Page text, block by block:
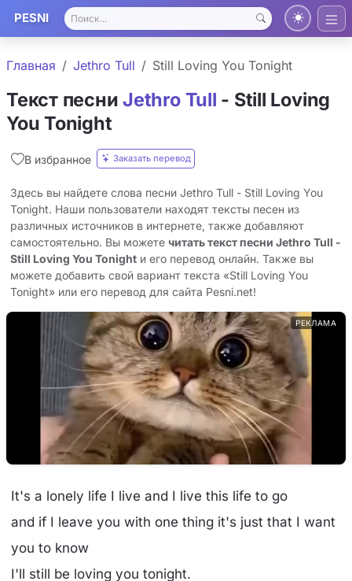
PESNI
Главная Jethro Tull Still Loving You Tonight
Текст песниJethro Tull - Still Loving
You Tonight
В избранное Заказать перевод
Здесь вы найдете слова песни Jethro Tull - Still Loving You
Tonight. Наши пользователи находят тексты песен из
различных источников в интернете, также добавляют
самостоятельно. Вы можете читать текст песни Jethro Tull -
Still Loving You Tonight и его перевод онлайн. Также вы
можете добавить свой вариант текста «Still Loving You
Tonight» или его перевод для сайта Pesni.net!
РЕКЛАМА
It's a lonely life I live and I live this life to go
and if I leave you with one thing it's just that I want
you to know
I'll still be loving you tonight.